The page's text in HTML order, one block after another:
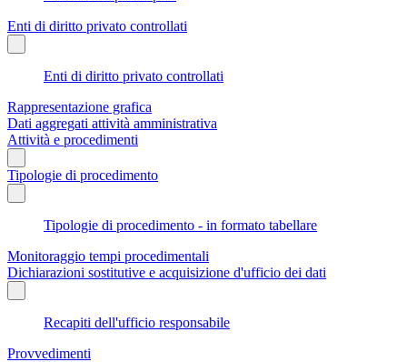
Enti di diritto privato controllati
Enti di diritto privato controllati
Rappresentazione grafica
Dati aggregati attività amministrativa
Attività e procedimenti
Tipologie di procedimento
Tipologie di procedimento - in formato tabellare
Monitoraggio tempi procedimentali
Dichiarazioni sostitutive e acquisizione d'ufficio dei dati
Recapiti dell'ufficio responsabile
Provvedimenti